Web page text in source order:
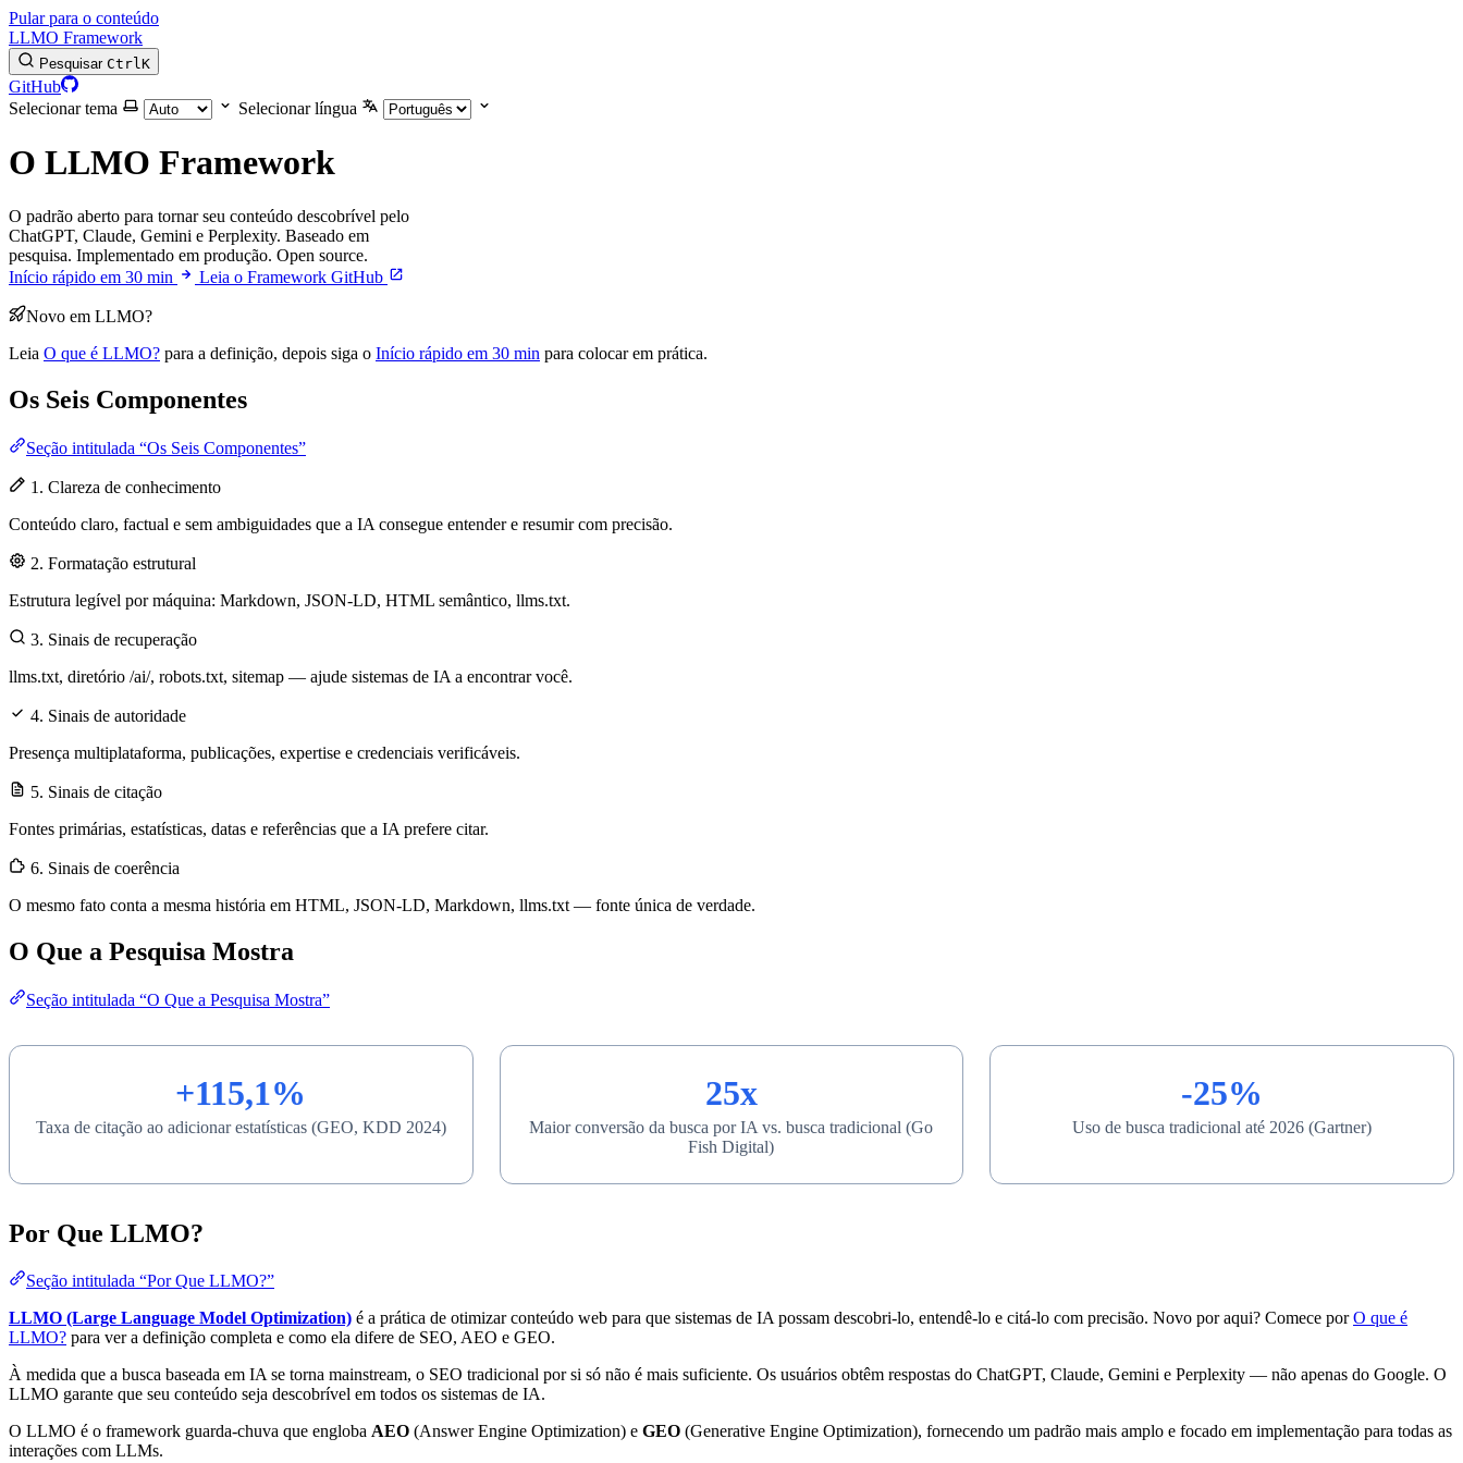
Pular para o conteúdo
LLMO Framework
Pesquisar CtrlK
GitHub
Selecionar tema
Selecionar língua
O LLMO Framework
O padrão aberto para tornar seu conteúdo descobrível pelo
ChatGPT, Claude, Gemini e Perplexity. Baseado em
pesquisa. Implementado em produção. Open source.
Início rápido em 30 min
Leia o Framework GitHub
Novo em LLMO?
Leia O que é LLMO? para a definição, depois siga o Início rápido em 30 min para colocar em prática.
Os Seis Componentes
Seção intitulada “Os Seis Componentes”
1. Clareza de conhecimento
Conteúdo claro, factual e sem ambiguidades que a IA consegue entender e resumir com precisão.
2. Formatação estrutural
Estrutura legível por máquina: Markdown, JSON-LD, HTML semântico, llms.txt.
3. Sinais de recuperação
llms.txt, diretório /ai/, robots.txt, sitemap — ajude sistemas de IA a encontrar você.
4. Sinais de autoridade
Presença multiplataforma, publicações, expertise e credenciais verificáveis.
5. Sinais de citação
Fontes primárias, estatísticas, datas e referências que a IA prefere citar.
6. Sinais de coerência
O mesmo fato conta a mesma história em HTML, JSON-LD, Markdown, llms.txt — fonte única de verdade.
O Que a Pesquisa Mostra
Seção intitulada “O Que a Pesquisa Mostra”
+115,1%
Taxa de citação ao adicionar estatísticas (GEO, KDD 2024)
25x
Maior conversão da busca por IA vs. busca tradicional (Go
Fish Digital)
-25%
Uso de busca tradicional até 2026 (Gartner)
Por Que LLMO?
Seção intitulada “Por Que LLMO?”
LLMO (Large Language Model Optimization) é a prática de otimizar conteúdo web para que sistemas de IA possam descobri-lo, entendê-lo e citá-lo com precisão. Novo por aqui? Comece porO que é
LLMO? para ver a definição completa e como ela difere de SEO, AEO e GEO.
À medida que a busca baseada em IA se torna mainstream, o SEO tradicional por si só não é mais suficiente. Os usuários obtêm respostas do ChatGPT, Claude, Gemini e Perplexity — não apenas do Google. O
LLMO garante que seu conteúdo seja descobrível em todos os sistemas de IA.
O LLMO é o framework guarda-chuva que engloba AEO (Answer Engine Optimization) e GEO (Generative Engine Optimization), fornecendo um padrão mais amplo e focado em implementação para todas as
interações com LLMs.